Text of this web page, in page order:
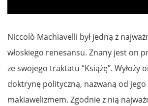
Niccolò Machiavelli był jedną z
włoskiego renesansu. Znany jest on
ze swojego traktatu “Książę”. Wyłoży
doktrynę polityczną, nazwaną od jego
makiawelizmem. Zgodnie z nią